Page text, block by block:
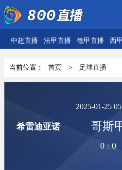
中超直播 法甲直播 德甲直播 西
当前位置： 首页 > 足球直播
希雷迪亚诺
2025-01-25
哥斯
0 :0